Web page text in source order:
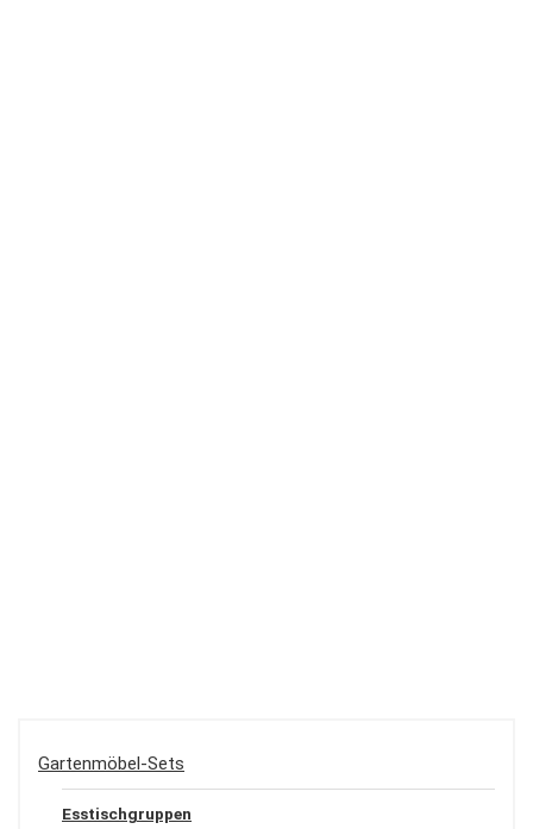
Gartenmöbel-Sets
Esstischgruppen